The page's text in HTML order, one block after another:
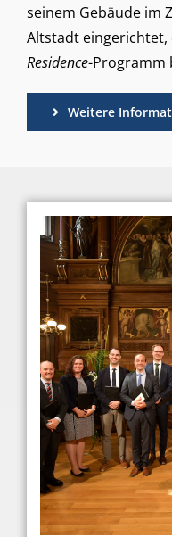
seinem Gebäude im
Altstadt eingerichtet,
Residence-Programm
Weitere